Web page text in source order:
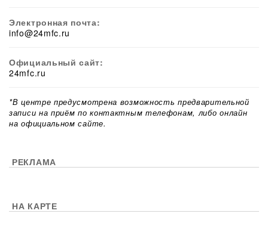
Электронная почта:
info@24mfc.ru
Официальный сайт:
24mfc.ru
*В центре предусмотрена возможность предварительной
записи на приём по контактным телефонам, либо онлайн
на официальном сайте.
РЕКЛАМА
НА КАРТЕ